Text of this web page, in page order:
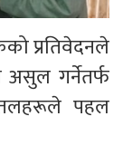
प्रतिवेदनले
गर्नेतर्फ
तलहरूले पहल